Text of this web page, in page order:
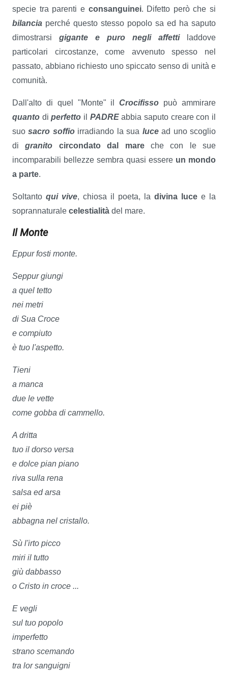
specie tra parenti e consanguinei. Difetto però che si
bilancia perché questo stesso popolo sa ed ha saputo
dimostrarsi gigante e puro negli affettiladdove
particolari circostanze, come avvenuto spesso nel
passato, abbiano richiesto uno spiccato senso di unità e
comunità.
Dall'alto di quel "Monte" ilCrocifisso può ammirare
quanto diperfetto il PADREabbia saputo creare con il
suosacro soffioirradiando la sua lucead uno scoglio
digranito circondato dal mareche con le sue
incomparabili bellezze sembra quasi essere un mondo
a parte.
Soltanto qui vive, chiosa il poeta, la divina luce e la
soprannaturale celestialità del mare.
Il Monte
Eppur fosti monte.
Seppur giungi
a quel tetto
nei metri
di Sua Croce
e compiuto
è tuo l'aspetto.
Tieni
a manca
due le vette
come gobba di cammello.
A dritta
tuo il dorso versa
e dolce pian piano
riva sulla rena
salsa ed arsa
ei piè
abbagna nel cristallo.
Sù l'irto picco
miri il tutto
giù dabbasso
o Cristo in croce ...
E vegli
sul tuo popolo
imperfetto
strano scemando
tra lor sanguigni